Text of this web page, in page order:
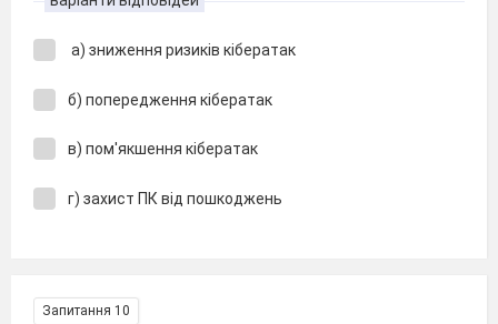
а) зниження ризиків кібератак
б) попередження кібератак
в) пом'якшення кібератак
г) захист ПК від пошкоджень
Запитання 10